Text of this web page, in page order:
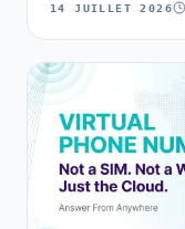
14 JUILLET 2026